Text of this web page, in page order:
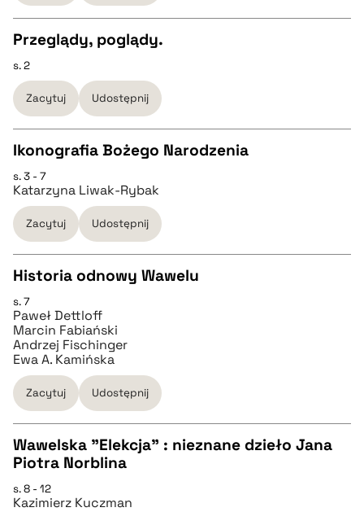
BIBTEX
pobierz cytat
CZYSTY TEKST
pobierz cytat
BIBTEX
pobierz cytat
Przeglądy, poglądy.
s. 2
Zacytuj Udostępnij
CZYSTY TEKST
pobierz cytat
BIBTEX
pobierz cytat
Ikonografia Bożego Narodzenia
s. 3 - 7
Katarzyna Liwak-Rybak
Zacytuj Udostępnij
CZYSTY TEKST
pobierz cytat
BIBTEX
pobierz cytat
Historia odnowy Wawelu
s. 7
Paweł Dettloff
Marcin Fabiański
Andrzej Fischinger
Ewa A. Kamińska
Zacytuj Udostępnij
Wawelska "Elekcja" : nieznane dzieło Jana
Piotra Norblina
s. 8 - 12
Kazimierz Kuczman